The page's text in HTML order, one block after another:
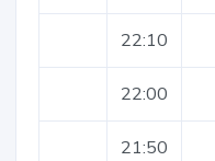
22:10
22:00
21:50